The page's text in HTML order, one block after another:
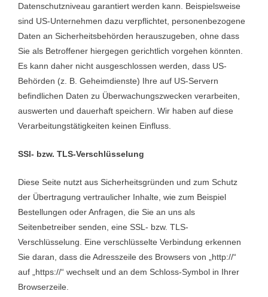
Datenschutzniveau garantiert werden kann. Beispielsweise
sind US-Unternehmen dazu verpflichtet, personenbezogene
Daten an Sicherheitsbehörden herauszugeben, ohne dass
Sie als Betroffener hiergegen gerichtlich vorgehen könnten.
Es kann daher nicht ausgeschlossen werden, dass US-
Behörden (z. B. Geheimdienste) Ihre auf US-Servern
befindlichen Daten zu Überwachungszwecken verarbeiten,
auswerten und dauerhaft speichern. Wir haben auf diese
Verarbeitungstätigkeiten keinen Einfluss.
SSl- bzw. TLS-Verschlüsselung
Diese Seite nutzt aus Sicherheitsgründen und zum Schutz
der Übertragung vertraulicher Inhalte, wie zum Beispiel
Bestellungen oder Anfragen, die Sie an uns als
Seitenbetreiber senden, eine SSL- bzw. TLS-
Verschlüsselung. Eine verschlüsselte Verbindung erkennen
Sie daran, dass die Adresszeile des Browsers von „http://“
auf „https://“ wechselt und an dem Schloss-Symbol in Ihrer
Browserzeile.